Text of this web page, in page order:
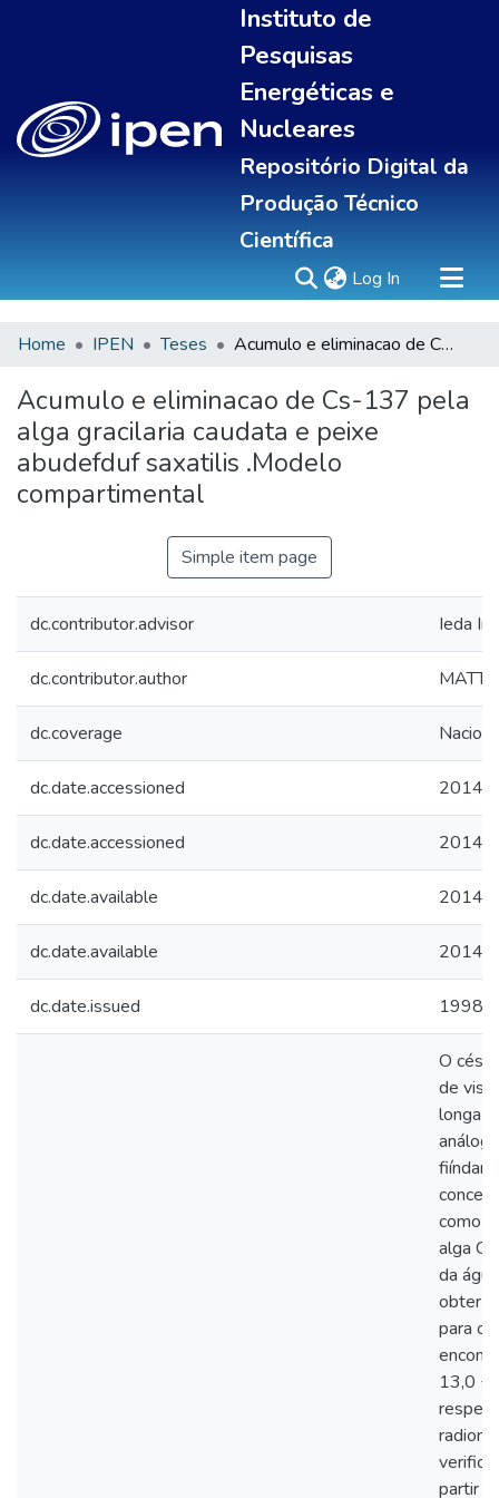
Instituto de
Pesquisas
Energéticas e
Nucleares
Repositório Digital da
Produção Técnico
Científica
Log In (current)
Sobre
Communities & Collections
All of DSpace
Statistics
Home IPEN Teses Acumulo e eliminacao de Cs-137 pela alga gracilaria caudata e peixe abudefduf saxatilis .Modelo compartimental
Acumulo e eliminacao de Cs-137 pela
alga gracilaria caudata e peixe
abudefduf saxatilis .Modelo
compartimental
Simple item page
dc.contributor.advisor Ieda
dc.contributor.author
dc.coverage
dc.date.accessioned 2014-
dc.date.accessioned 2014-
dc.date.available 2014-
dc.date.available 2014-
dc.date.issued 1998
O
de
longa
como
alga
da
obter
para
13,0 ±
partir